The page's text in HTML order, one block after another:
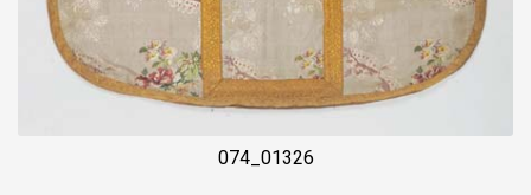
074_01326